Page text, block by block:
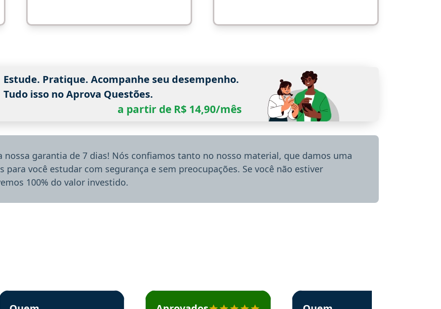
Estude. Pratique. Acompanhe seu desempenho.
Tudo isso no Aprova Questões.
a partir de R$ 14,90/mês
nossa garantia de 7 dias! Nós confiamos tanto no nosso material, que damos uma
para você estudar com segurança e sem preocupações. Se você não estiver
100% do valor investido.
em depoimentoSergio recomenda o Aprova Concursos em depoimentoEstudante Mário recomenda o Aprova Concursos em depoimentoEstudante Alessandra recomenda o Aprova